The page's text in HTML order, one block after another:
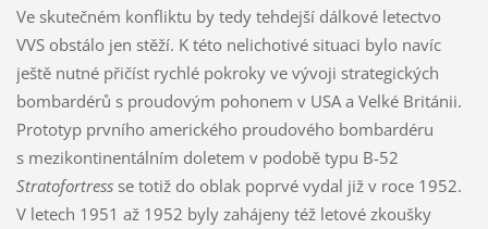
Ve skutečném konfliktu by tedy tehdejší dálkové letectvo
VVS obstálo jen stěží. K této nelichotivé situaci bylo navíc
ještě nutné přičíst rychlé pokroky ve vývoji strategických
bombardérů s proudovým pohonem v USA a Velké Británii.
Prototyp prvního amerického proudového bombardéru
s mezikontinentálním doletem v podobě typu B-52
Stratofortressse totiž do oblak poprvé vydal již v roce 1952.
V letech 1951 až 1952 byly zahájeny též letové zkoušky